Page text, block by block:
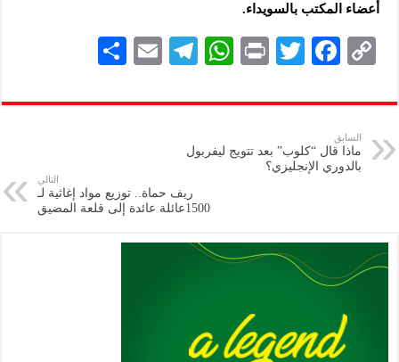
أعضاء المكتب بالسويداء.
C
p
y
Li
F
eb
k
T
tt
P
nt
W
at
A
p
p
Te
gr
E
ai
ar
السابق
ماذا قال “كلوب” بعد تتويج ليفربول
بالدوري الإنجليزي؟
التالي
ريف حماة.. توزيع مواد إغاثية لـ
1500عائلة عائدة إلى قلعة المضيق